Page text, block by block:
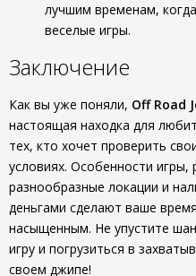
лучшим временам,
веселые игры.
Заключение
Как вы уже поняли, Off Road
настоящая находка для
тех, кто хочет проверить
условиях. Особенности игры,
разнообразные локации и
деньгами сделают ваше
насыщенным. Не упустите
игру и погрузиться в
своем джипе!